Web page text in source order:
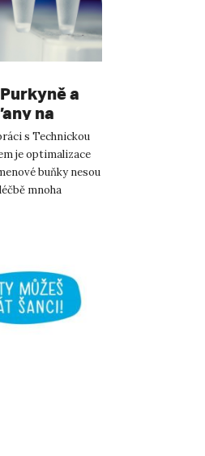
a
na
s Technickou
je optimalizace
buňky nesou
mnoha